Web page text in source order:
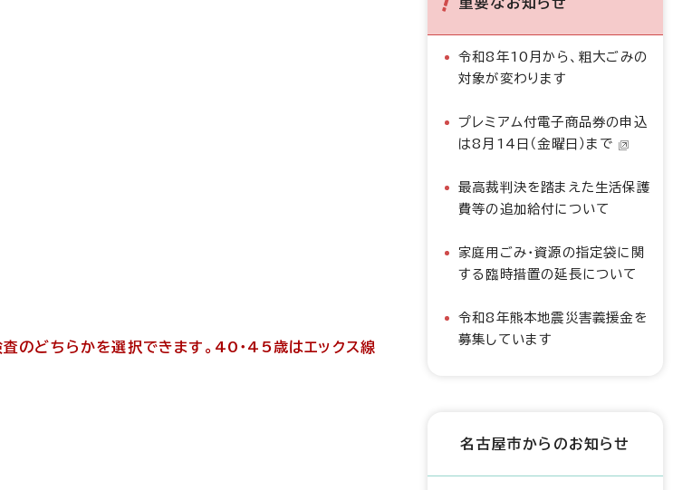
のどちらかを選択できます。40・45歳はエックス線
令和8年10月から、粗大ごみの
対象が変わります
プレミアム付電子商品券の申込
は8月14日（金曜日）まで
最高裁判決を踏まえた生活保護
費等の追加給付について
家庭用ごみ・資源の指定袋に関
する臨時措置の延長について
令和8年熊本地震災害義援金を
募集しています
名古屋市からのお知らせ